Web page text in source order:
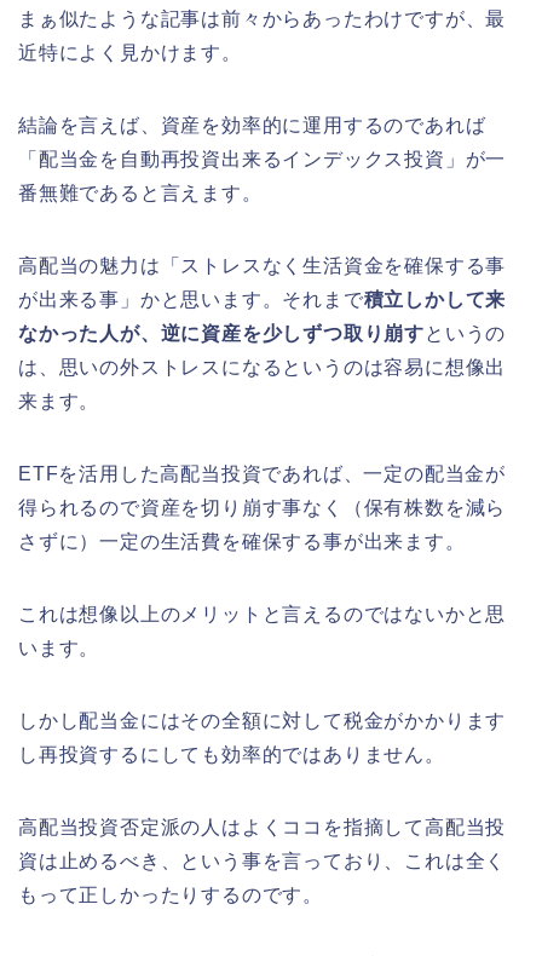
まぁ似たような記事は前々からあったわけですが、最
近特によく見かけます。
結論を言えば、資産を効率的に運用するのであれば
「配当金を自動再投資出来るインデックス投資」が一
番無難であると言えます。
高配当の魅力は「ストレスなく生活資金を確保する事
が出来る事」かと思います。それまで積立しかして来
なかった人が、逆に資産を少しずつ取り崩すというの
は、思いの外ストレスになるというのは容易に想像出
来ます。
ETFを活用した高配当投資であれば、一定の配当金が
得られるので資産を切り崩す事なく（保有株数を減ら
さずに）一定の生活費を確保する事が出来ます。
これは想像以上のメリットと言えるのではないかと思
います。
しかし配当金にはその全額に対して税金がかかります
し再投資するにしても効率的ではありません。
高配当投資否定派の人はよくココを指摘して高配当投
資は止めるべき、という事を言っており、これは全く
もって正しかったりするのです。